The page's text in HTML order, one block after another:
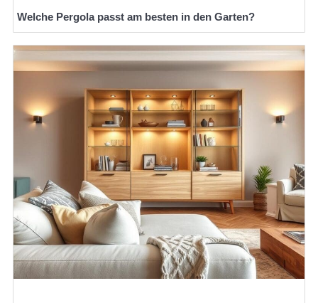
Welche Pergola passt am besten in den Garten?